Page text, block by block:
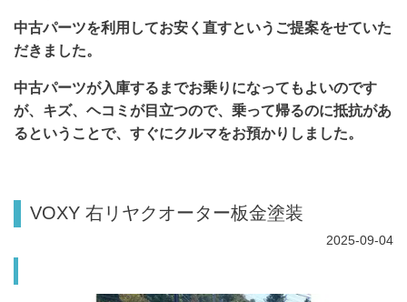
中古パーツを利用してお安く直すというご提案をせていた
だきました。
中古パーツが入庫するまでお乗りになってもよいのです
が、キズ、ヘコミが目立つので、乗って帰るのに抵抗があ
るということで、すぐにクルマをお預かりしました。
VOXY 右リヤクオーター板金塗装
2025-09-04